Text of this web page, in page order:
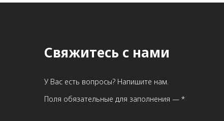
Свяжитесь с нами
У Вас есть вопросы? Напишите нам.
Поля обязательные для заполнения — *